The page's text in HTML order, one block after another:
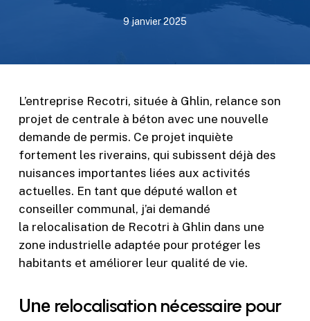
9 janvier 2025
L’entreprise Recotri, située à Ghlin, relance son
projet de centrale à béton avec une nouvelle
demande de permis. Ce projet inquiète
fortement les riverains, qui subissent déjà des
nuisances importantes liées aux activités
actuelles. En tant que député wallon et
conseiller communal, j’ai demandé
la relocalisation de Recotri à Ghlin dans une
zone industrielle adaptée pour protéger les
habitants et améliorer leur qualité de vie.
Une relocalisation nécessaire pour